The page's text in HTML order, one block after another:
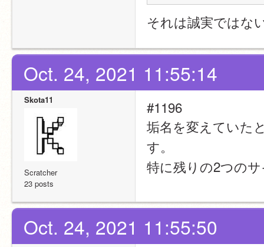
それは誠実ではな
Oct. 24, 2021 11:55:14
Skota11
Scratcher
23 posts
#1196
垢名を変えていた
す。
特に残りの2つの
Oct. 24, 2021 11:55:50